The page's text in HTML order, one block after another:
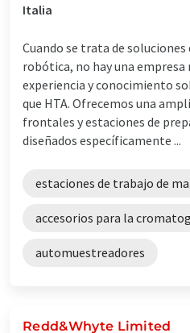
Italia
Cuando se trata de
robótica, no hay una empresa
experiencia y conocimiento
que HTA. Ofrecemos una
frontales y estaciones de
diseñados específicamente ...
estaciones de trabajo de
accesorios para la
automuestreadores
Redd&Whyte Limited